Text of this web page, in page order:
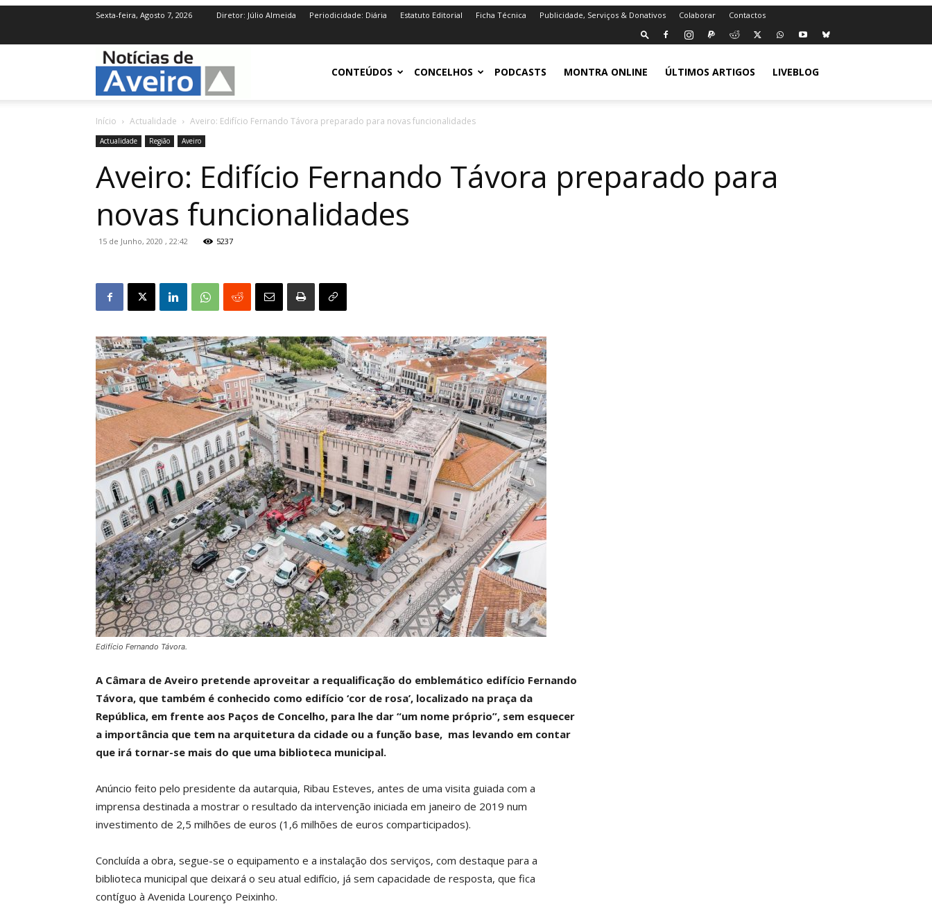
Sexta-feira, Agosto 7, 2026 Diretor: Júlio Almeida Periodicidade: Diária Estatuto Editorial Ficha Técnica Publicidade, Serviços & Donativos Colaborar Contactos
NotíciasdeAveiro.ptCONTEÚDOS CONCELHOS PODCASTS MONTRA ONLINE ÚLTIMOS ARTIGOS LIVEBLOG
Início Actualidade Aveiro: Edifício Fernando Távora preparado para novas funcionalidades
Actualidade Região Aveiro
Aveiro: Edifício Fernando Távora preparado para
novas funcionalidades
15 de Junho, 2020 , 22:42 5237
Edifício Fernando Távora.
A Câmara de Aveiro pretende aproveitar a requalificação do emblemático edifício Fernando
Távora, que também é conhecido como edifício ‘cor de rosa’, localizado na praça da
República, em frente aos Paços de Concelho, para lhe dar “um nome próprio”, sem esquecer
a importância que tem na arquitetura da cidade ou a função base, mas levando em contar
que irá tornar-se mais do que uma biblioteca municipal.
Anúncio feito pelo presidente da autarquia, Ribau Esteves, antes de uma visita guiada com a
imprensa destinada a mostrar o resultado da intervenção iniciada em janeiro de 2019 num
investimento de 2,5 milhões de euros (1,6 milhões de euros comparticipados).
Concluída a obra, segue-se o equipamento e a instalação dos serviços, com destaque para a
biblioteca municipal que deixará o seu atual edifício, já sem capacidade de resposta, que fica
contíguo à Avenida Lourenço Peixinho.